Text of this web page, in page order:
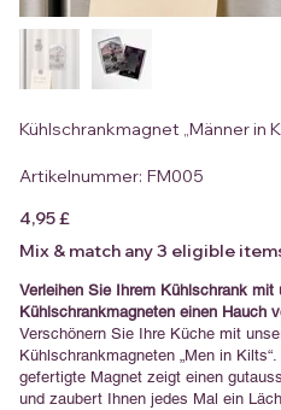
Kühlschrankmagnet „Männer in
Artikelnummer: Artikelnummer:
FM005
FM005
Preis
4,95 £
Mix & match any 3 eligible
Verleihen Sie Ihrem Kühlschrank mit
Kühlschrankmagneten einen Hauch
Verschönern Sie Ihre Küche mit
Kühlschrankmagneten „Men in
gefertigte Magnet zeigt einen
und zaubert Ihnen jedes Mal ein